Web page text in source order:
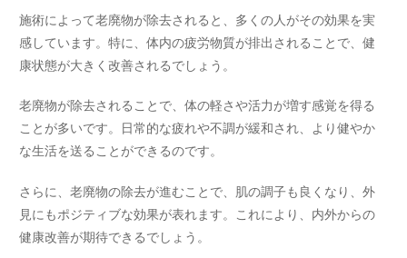
施術によって老廃物が除去されると、多くの人がその効果を実
感しています。特に、体内の疲労物質が排出されることで、健
康状態が大きく改善されるでしょう。
老廃物が除去されることで、体の軽さや活力が増す感覚を得る
ことが多いです。日常的な疲れや不調が緩和され、より健やか
な生活を送ることができるのです。
さらに、老廃物の除去が進むことで、肌の調子も良くなり、外
見にもポジティブな効果が表れます。これにより、内外からの
健康改善が期待できるでしょう。